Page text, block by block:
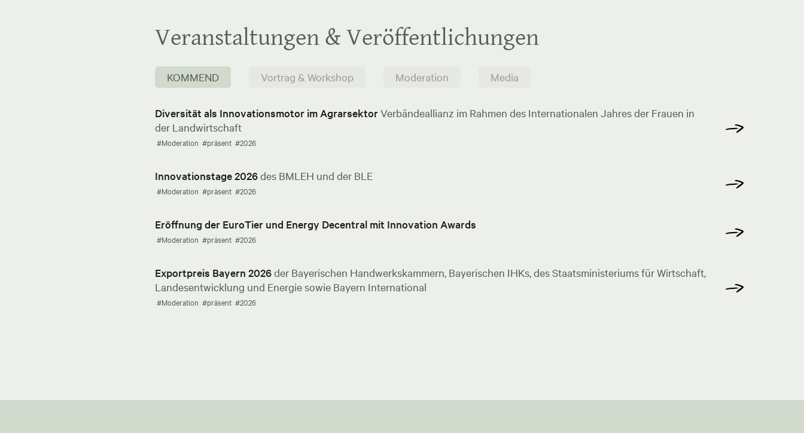
Veranstaltungen & Veröffentlichungen
KOMMEND Vortrag & Workshop Moderation Media
Diversität als Innovationsmotor im AgrarsektorVerbändeallianz im Rahmen des Internationalen Jahres der Frauen in
der Landwirtschaft
#Moderation #präsent #2026
Innovationstage 2026des BMLEH und der BLE
#Moderation #präsent #2026
Eröffnung der EuroTier und Energy Decentral mit Innovation Awards
#Moderation #präsent #2026
Exportpreis Bayern 2026der Bayerischen Handwerkskammern, Bayerischen IHKs, des Staatsministeriums für Wirtschaft,
Landesentwicklung und Energie sowie Bayern International
#Moderation #präsent #2026